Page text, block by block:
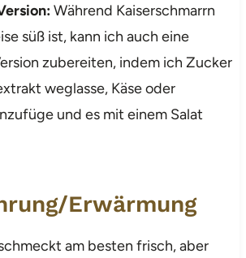
Während Kaiserschmarrn
süß ist, kann ich auch eine
zubereiten, indem ich Zucker
weglasse, Käse oder
und es mit einem Salat
Erwärmung
am besten frisch, aber